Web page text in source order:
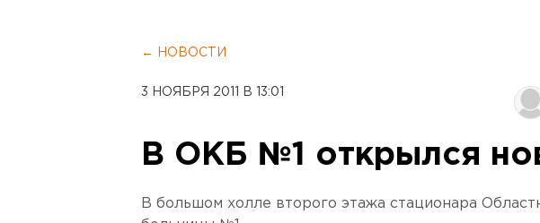
← НОВОСТИ
3 НОЯБРЯ 2011 В 13:01
В ОКБ №1 открылся
В большом холле второго этажа стационара